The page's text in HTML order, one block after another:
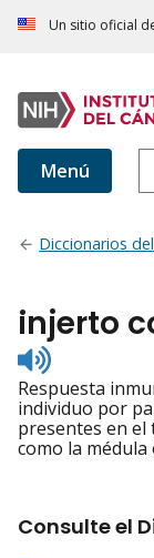
Un sitio oficial
Menú
Diccionarios
injerto
Listen
to
Respuesta
individuo por
presentes en
como la
Consulte el